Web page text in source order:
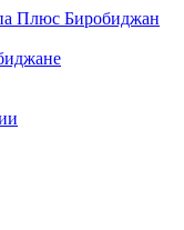
Плюс Биробиджан